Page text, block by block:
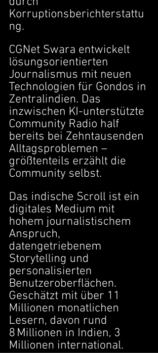
Korruptionsberichterstattu
ng.
CGNet Swara entwickelt
lösungsorientierten
Journalismus mit neuen
Technologien für Gondos in
Zentralindien. Das
inzwischen KI-unterstützte
Community Radio half
bereits bei Zehntausenden
Alltagsproblemen –
größtenteils erzählt die
Community selbst.
Das indische Scroll ist ein
digitales Medium mit
hohem journalistischem
Anspruch,
datengetriebenem
Storytelling und
personalisierten
Benutzeroberflächen.
Geschätzt mit über 11
Millionen monatlichen
Lesern, davon rund
8 Millionen in Indien, 3
Millionen international.